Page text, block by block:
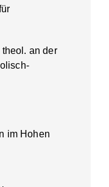
an der
im Hohen